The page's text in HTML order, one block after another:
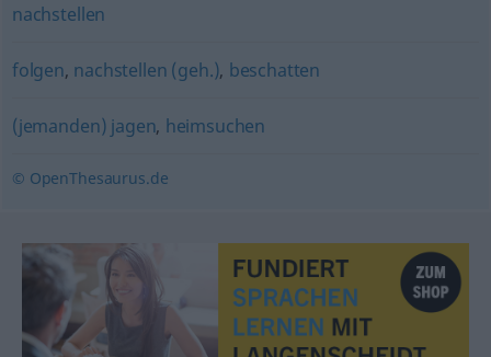
nachstellen
folgen, nachstellen (geh.), beschatten
(jemanden) jagen, heimsuchen
© OpenThesaurus.de